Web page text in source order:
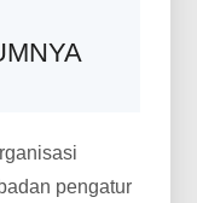
pengatur